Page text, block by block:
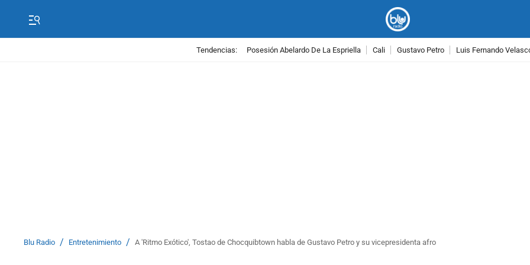
Tendencias: Posesión Abelardo De La Espriella Cali Gustavo Petro Luis Fernando
Blu Radio / Entretenimiento / A 'Ritmo Exótico', Tostao de Chocquibtown habla de Gustavo Petro y su vicepresidenta afro